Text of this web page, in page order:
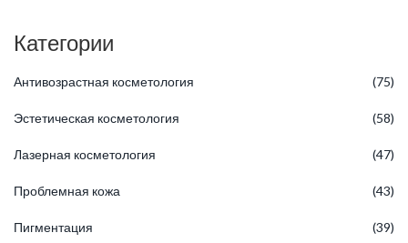
Категории
Антивозрастная косметология (75)
Эстетическая косметология (58)
Лазерная косметология (47)
Проблемная кожа (43)
Пигментация (39)